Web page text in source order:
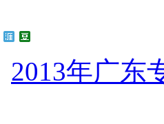
2013年广东